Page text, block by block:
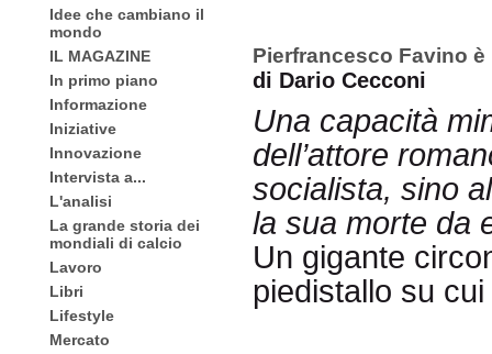
Idee che cambiano il
mondo
IL MAGAZINE
In primo piano
Informazione
Iniziative
Innovazione
Intervista a...
L'analisi
La grande storia dei
mondiali di calcio
Lavoro
Libri
Lifestyle
Mercato
Pierfrancesco Favino
di Dario Cecconi
Una capacità
dell’attore
socialista, sino
la sua morte da
Un gigante
piedistallo su